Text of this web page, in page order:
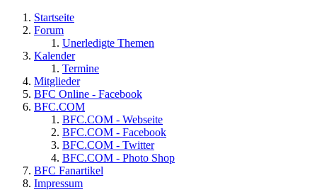
Startseite
Forum
Unerledigte Themen
Kalender
Termine
Mitglieder
BFC Online - Facebook
BFC.COM
BFC.COM - Webseite
BFC.COM - Facebook
BFC.COM - Twitter
BFC.COM - Photo Shop
BFC Fanartikel
Impressum